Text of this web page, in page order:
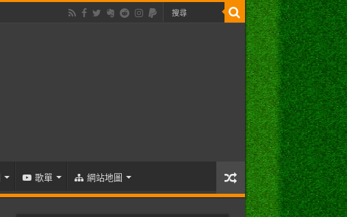
歌單 網站地圖